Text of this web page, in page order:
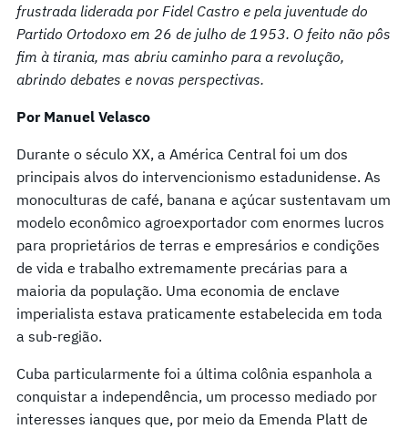
frustrada liderada por Fidel Castro e pela juventude do
Partido Ortodoxo em 26 de julho de 1953. O feito não pôs
fim à tirania, mas abriu caminho para a revolução,
abrindo debates e novas perspectivas.
Por Manuel Velasco
Durante o século XX, a América Central foi um dos
principais alvos do intervencionismo estadunidense. As
monoculturas de café, banana e açúcar sustentavam um
modelo econômico agroexportador com enormes lucros
para proprietários de terras e empresários e condições
de vida e trabalho extremamente precárias para a
maioria da população. Uma economia de enclave
imperialista estava praticamente estabelecida em toda
a sub-região.
Cuba particularmente foi a última colônia espanhola a
conquistar a independência, um processo mediado por
interesses ianques que, por meio da Emenda Platt de